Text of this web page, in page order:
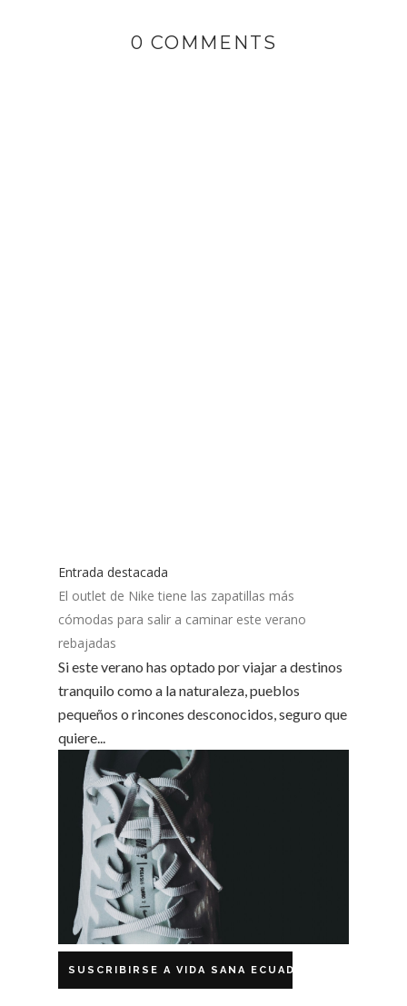
0 COMMENTS
Entrada destacada
El outlet de Nike tiene las zapatillas más
cómodas para salir a caminar este verano
rebajadas
Si este verano has optado por viajar a destinos
tranquilo como a la naturaleza, pueblos
pequeños o rincones desconocidos, seguro que
quiere...
SUSCRIBIRSE A VIDA SANA ECUADOR